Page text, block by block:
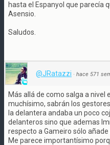
hasta el Espanyol que parecía
Asensio.
Saludos.
@JRatazzi · hace 571
Más allá de como salga a nivel
muchísimo, sabrán los
la delantera andaba un poco
delanteros sino que ademas
respecto a Gameiro sólo añade
Me parece importantísimo